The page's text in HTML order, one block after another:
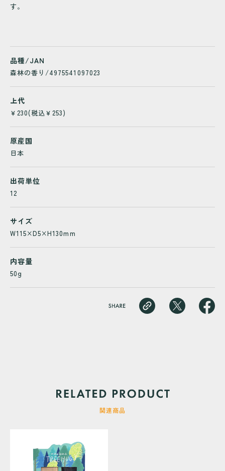
す。
品種/JAN
森林の香り/4975541097023
上代
￥230(税込￥253)
原産国
日本
出荷単位
12
サイズ
W115×D5×H130mm
内容量
50g
関連商品